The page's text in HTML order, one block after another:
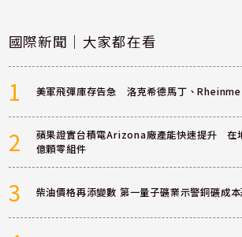
國際新聞｜大家都在看
1 美軍飛彈庫存告急 洛克希德馬丁、
2
蘋果證實台積電Arizona廠產能快速提升 在
億顆零組件
3 柴油價格再添變數 第一量子礦業示警銅礦成